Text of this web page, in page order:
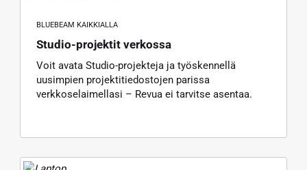
BLUEBEAM KAIKKIALLA
Studio-projektit verkossa
Voit avata Studio-projekteja ja työskennellä
uusimpien projektitiedostojen parissa
verkkoselaimellasi – Revua ei tarvitse asentaa.